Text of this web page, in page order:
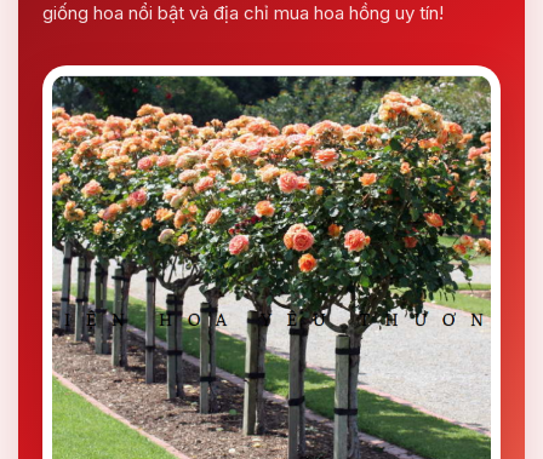
giống hoa nổi bật và địa chỉ mua hoa hồng uy tín!